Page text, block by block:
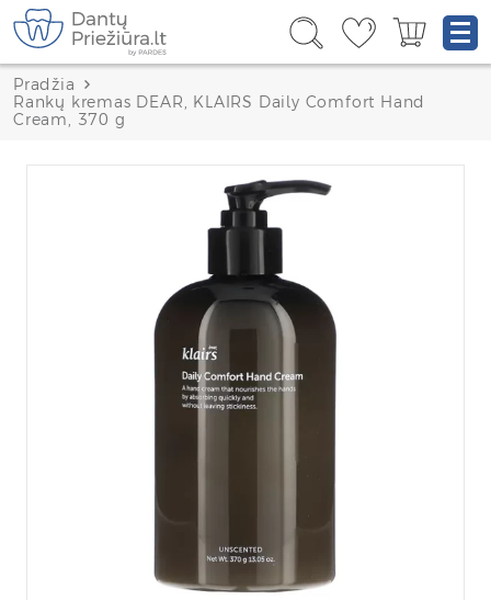
Pradžia
Rankų kremas DEAR, KLAIRS Daily Comfort Hand
Cream, 370 g